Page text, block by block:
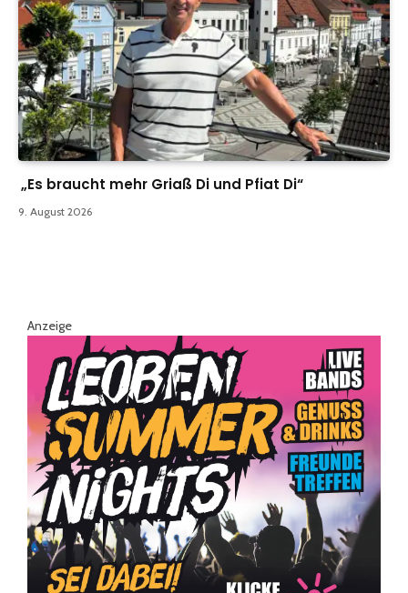
„Es braucht mehr Griaß Di und Pfiat Di“
9. August 2026
Anzeige